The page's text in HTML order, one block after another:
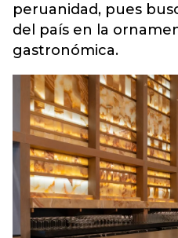
peruanidad, pues
del país en la
gastronómica.